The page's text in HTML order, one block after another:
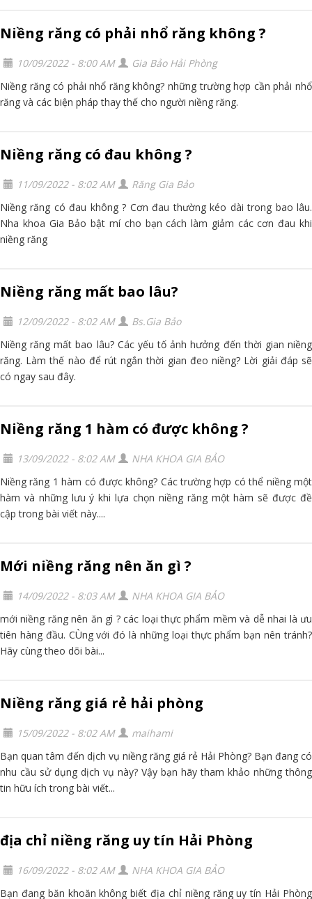
Niềng răng có phải nhổ răng không ?
10/09/2022 - 8:00 AM
Gia Bảo Hải Phòng
Niềng răng có phải nhổ răng không? những trường hợp cần phải nhổ
răng và các biện pháp thay thế cho người niềng răng.
Niềng răng có đau không ?
11/09/2022 - 8:02 AM
Răng Gia Bảo
Niềng răng có đau không ? Cơn đau thường kéo dài trong bao lâu.
Nha khoa Gia Bảo bật mí cho bạn cách làm giảm các cơn đau khi
niềng răng
Niềng răng mất bao lâu?
12/09/2022 - 8:02 AM
Bs.Gia Bảo
Niềng răng mất bao lâu? Các yếu tố ảnh hưởng đến thời gian niềng
răng. Làm thế nào để rút ngắn thời gian đeo niềng? Lời giải đáp sẽ
có ngay sau đây.
Niềng răng 1 hàm có được không ?
13/09/2022 - 8:02 AM
NHA KHOA GIA BẢO
Niềng răng 1 hàm có được không? Các trường hợp có thể niềng một
hàm và những lưu ý khi lựa chọn niềng răng một hàm sẽ được đề
cập trong bài viết này....
Mới niềng răng nên ăn gì ?
14/09/2022 - 8:03 AM
NHA KHOA GIA BẢO
mới niềng răng nên ăn gì ? các loại thực phẩm mềm và dễ nhai là ưu
tiên hàng đầu. CÙng với đó là những loại thực phẩm bạn nên tránh?
Hãy cùng theo dõi bài...
Niềng răng giá rẻ hải phòng
15/09/2022 - 8:02 AM
maihami
Bạn quan tâm đến dịch vụ niềng răng giá rẻ Hải Phòng? Bạn đang có
nhu cầu sử dụng dịch vụ này? Vậy bạn hãy tham khảo những thông
tin hữu ích trong bài viết...
địa chỉ niềng răng uy tín Hải Phòng
16/09/2022 - 8:02 AM
NHA KHOA GIA BẢO
Bạn đang băn khoăn không biết địa chỉ niềng răng uy tín Hải Phòng